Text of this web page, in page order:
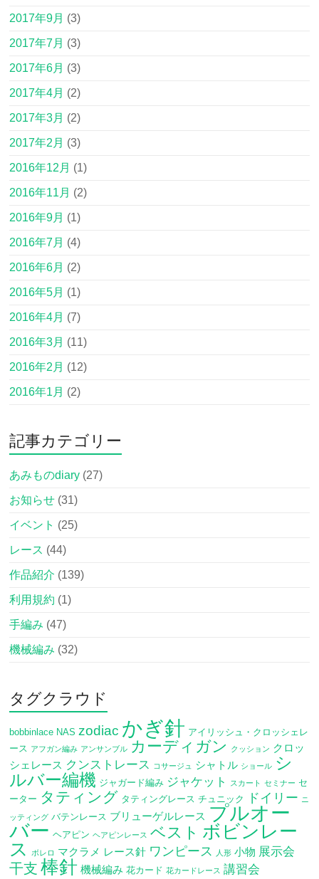
2017年9月 (3)
2017年7月 (3)
2017年6月 (3)
2017年4月 (2)
2017年3月 (2)
2017年2月 (3)
2016年12月 (1)
2016年11月 (2)
2016年9月 (1)
2016年7月 (4)
2016年6月 (2)
2016年5月 (1)
2016年4月 (7)
2016年3月 (11)
2016年2月 (12)
2016年1月 (2)
記事カテゴリー
あみものdiary (27)
お知らせ (31)
イベント (25)
レース (44)
作品紹介 (139)
利用規約 (1)
手編み (47)
機械編み (32)
タグクラウド
bobbinlace NAS zodiac かぎ針 アイリッシュ・クロッシェレ
ース アフガン編み アンサンブル カーディガン クッション クロッ
シェレース クンストレース コサージュ シャトル ショール シ
ルバー編機 ジャガード編み ジャケット スカート セミナー セ
ーター タティング タティングレース チュニック ドイリー ニ
ッティング バテンレース ブリューゲルレース プルオー
バー ヘアピン ヘアピンレース ベスト ボビンレー
ス
ボレロ マクラメ レース針 ワンピース 人形 小物 展示会
干支 棒針 機械編み 花カード 花カードレース 講習会